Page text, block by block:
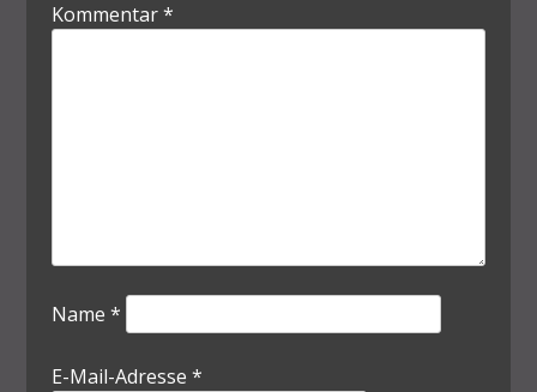
Kommentar*
Name *
E-Mail-Adresse *